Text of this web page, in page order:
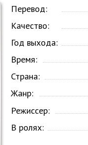
Перевод:
Качество:
Год выхода:
Время:
Страна:
Жанр:
Режиссер:
В ролях: